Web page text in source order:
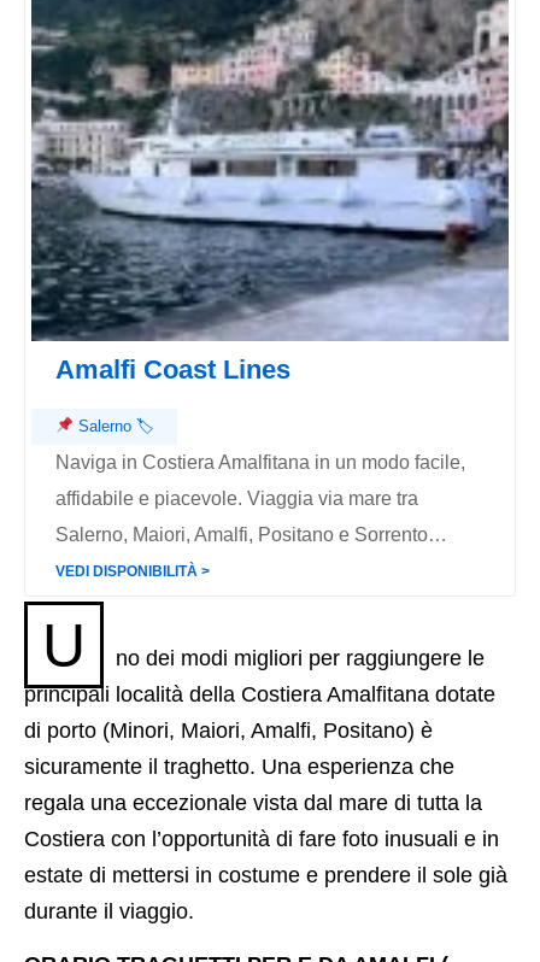
Amalfi Coast Lines
Salerno 🏷
Naviga in Costiera Amalfitana in un modo facile,
affidabile e piacevole. Viaggia via mare tra
Salerno, Maiori, Amalfi, Positano e Sorrento…
VEDI DISPONIBILITÀ ˃
U
no dei modi migliori per raggiungere le
principali località della Costiera Amalfitana dotate
di porto (Minori, Maiori, Amalfi, Positano) è
sicuramente il traghetto. Una esperienza che
regala una eccezionale vista dal mare di tutta la
Costiera con l’opportunità di fare foto inusuali e in
estate di mettersi in costume e prendere il sole già
durante il viaggio.